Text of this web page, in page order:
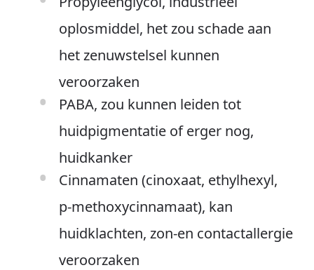
oplosmiddel, het zou schade aan
het zenuwstelsel kunnen
veroorzaken
PABA, zou kunnen leiden tot
huidpigmentatie of erger nog,
huidkanker
Cinnamaten (cinoxaat, ethylhexyl,
p-methoxycinnamaat), kan
huidklachten, zon-en contactallergie
veroorzaken